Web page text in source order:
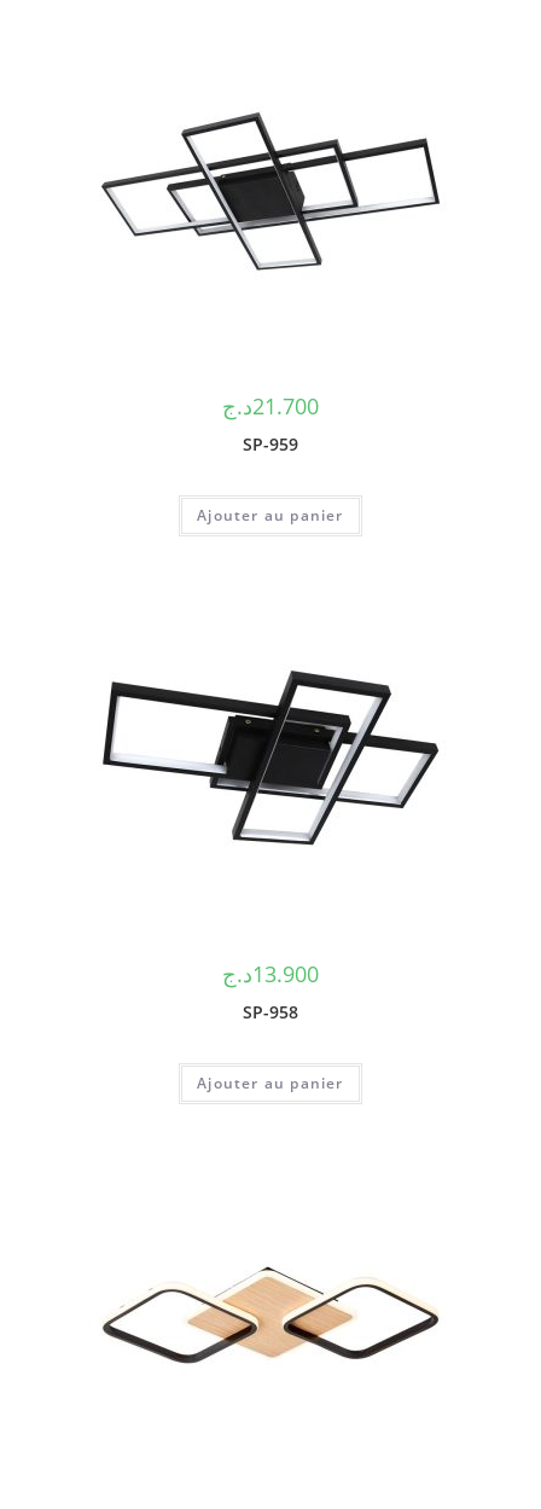
21.700د.ج
SP-959
Ajouter au panier
13.900د.ج
SP-958
Ajouter au panier